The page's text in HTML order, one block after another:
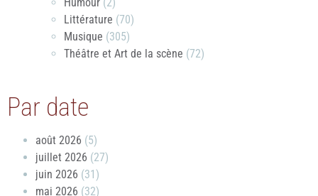
Littérature (70)
Musique (305)
Théâtre et Art de la scène (72)
Par date
août 2026 (5)
juillet 2026 (27)
juin 2026 (31)
mai 2026 (32)